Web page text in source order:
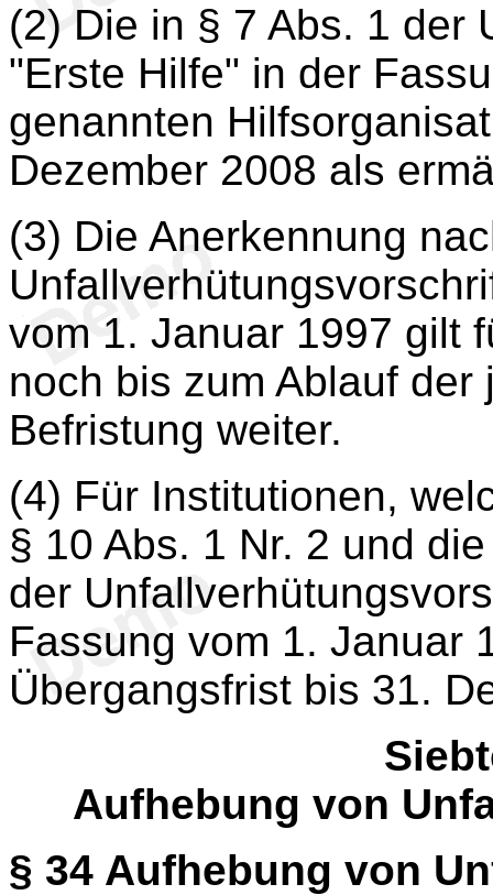
(2) Die in § 7 Abs. 1 der
"Erste Hilfe" in der
genannten
Dezember 2008 als
(3) Die Anerkennung
vom 1. Januar 1997 gilt
noch bis zum Ablauf
Befristung weiter.
(4) Für Institutionen,
§ 10 Abs. 1 Nr. 2 und
der
Fassung vom 1. Januar
Übergangsfrist bis 31.
S
Aufhebung von
§ 34 Aufhebung von